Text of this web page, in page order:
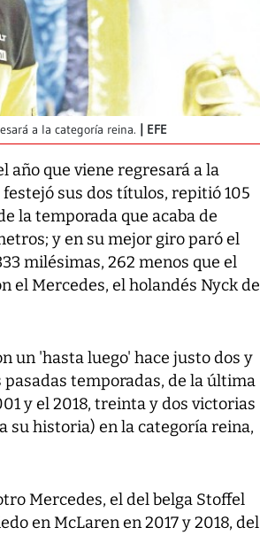
a la categoría reina. EFE
año que viene regresará a la
sus dos títulos, repitió 105
la temporada que acaba de
y en su mejor giro paró el
milésimas, 262 menos que el
el Mercedes, el holandés Nyck de
un 'hasta luego' hace justo dos y
temporadas, de la última
y el 2018, treinta y dos victorias
su historia) en la categoría reina,
Mercedes, el del belga Stoffel
en McLaren en 2017 y 2018, del